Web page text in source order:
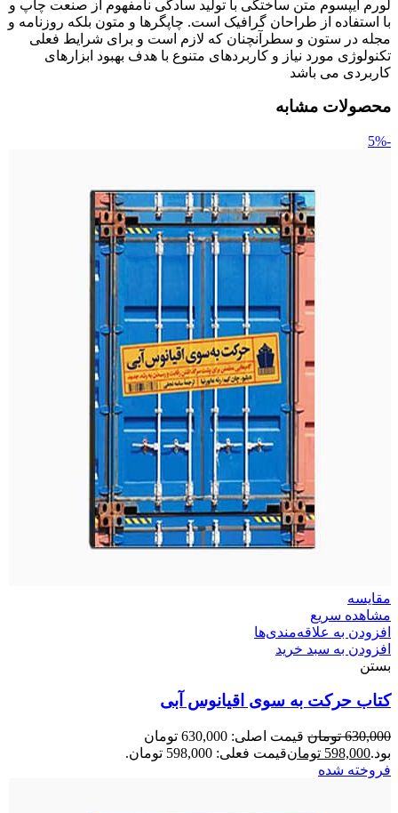
لورم ایپسوم متن ساختگی با تولید سادگی نامفهوم از صنعت چاپ و
با استفاده از طراحان گرافیک است. چاپگرها و متون بلکه روزنامه و
مجله در ستون و سطرآنچنان که لازم است و برای شرایط فعلی
تکنولوژی مورد نیاز و کاربردهای متنوع با هدف بهبود ابزارهای
کاربردی می باشد
محصولات مشابه
-5%
مقایسه
مشاهده سریع
افزودن به علاقه‌مندی‌ها
افزودن به سبد خرید
بستن
کتاب حرکت به سوی اقیانوس آبی
630,000 تومان
قیمت اصلی: 630,000 تومان
بود.598,000 تومانقیمت فعلی: 598,000 تومان.
فروخته شده